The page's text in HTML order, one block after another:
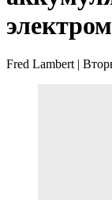
Fred Lambert|